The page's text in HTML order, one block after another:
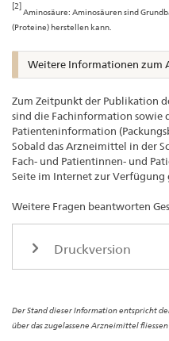
[2]
Aminosäure: Aminosäuren sind
(Proteine) herstellen kann.
Weitere Informationen zum
Zum Zeitpunkt der Publikation
sind die Fachinformation sowie
Patienteninformation
Sobald das Arzneimittel in der
Fach- und Patientinnen- und
Seite im Internet zur Verfügung
Weitere Fragen beantworten
Druckversion
Der Stand dieser Information entspricht
über das zugelassene Arzneimittel fliessen